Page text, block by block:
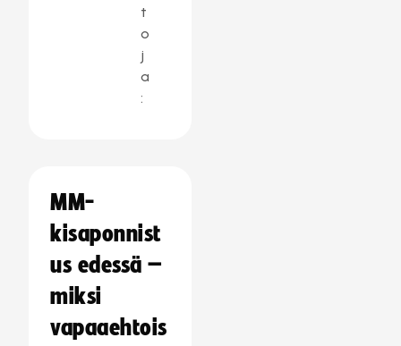
t
o
j
a
:
MM-
kisaponnist
us edessä –
miksi
vapaaehtois